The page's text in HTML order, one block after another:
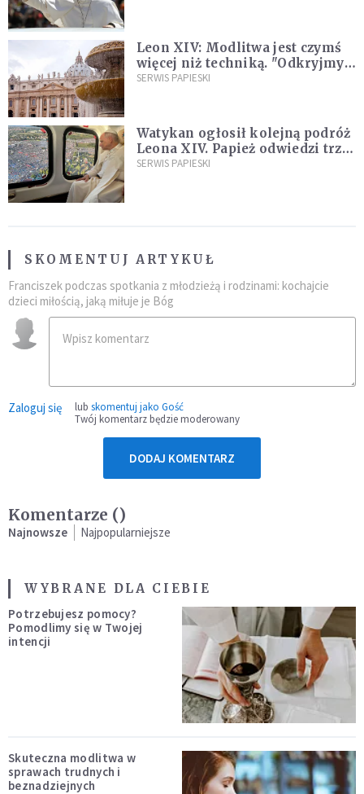
Leon XIV: Modlitwa jest czymś
więcej niż techniką. "Odkryjmy
ją na nowo"
SERWIS PAPIESKI
Watykan ogłosił kolejną podróż
Leona XIV. Papież odwiedzi trzy
kraje Ameryki Południowej
SERWIS PAPIESKI
SKOMENTUJ ARTYKUŁ
Franciszek podczas spotkania z młodzieżą i rodzinami: kochajcie
dzieci miłością, jaką miłuje je Bóg
Zaloguj się lub skomentuj jako Gość
Twój komentarz będzie moderowany
DODAJ KOMENTARZ
Komentarze ()
Najnowsze Najpopularniejsze
WYBRANE DLA CIEBIE
Potrzebujesz pomocy?
Pomodlimy się w Twojej
intencji
Skuteczna modlitwa w
sprawach trudnych i
beznadziejnych